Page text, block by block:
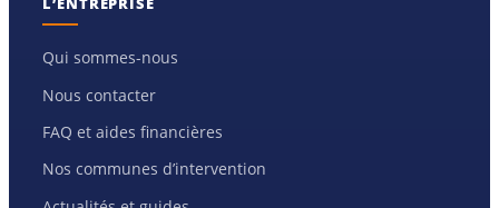
Qui sommes-nous
Nous contacter
FAQ et aides financières
Nos communes d’intervention